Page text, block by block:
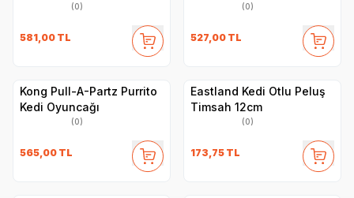
(0)
581,00 TL
(0)
527,00 TL
Kong Pull-A-Partz Purrito
Kedi Oyuncağı
(0)
565,00 TL
Eastland Kedi Otlu Peluş
Timsah 12cm
(0)
173,75 TL